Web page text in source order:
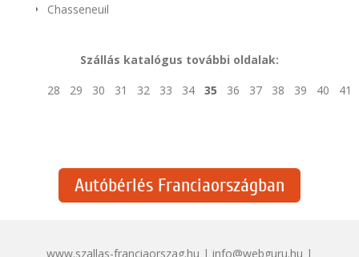
Chasseneuil
Szállás katalógus további oldalak:
28
29 30 31 32 33 34 35 36 37 38 39 40 41
Autóbérlés Franciaországban
www.szallas-franciaorszag.hu | info@webguru.hu |